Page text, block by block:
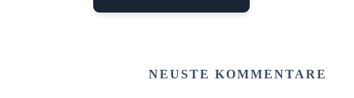
NEUSTE KOMMENTARE